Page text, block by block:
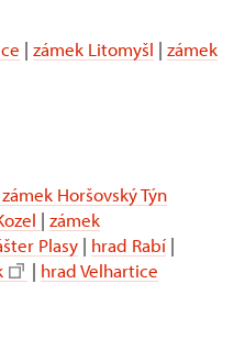
| zámek Litomyšl | zámek
Horšovský Týn
| zámek
Plasy | hrad Rabí |
| hrad Velhartice